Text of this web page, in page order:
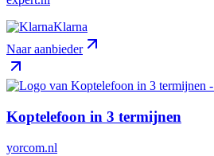
Klarna
Naar aanbieder
Koptelefoon in 3 termijnen
yorcom.nl